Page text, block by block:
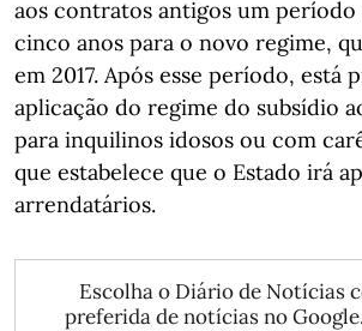
aos contratos antigos um período
cinco anos para o novo regime,
em 2017. Após esse período, está
aplicação do regime do subsídio
para inquilinos idosos ou com
que estabelece que o Estado irá
arrendatários.
Escolha o Diário de Notícias
preferida de notícias no Google.